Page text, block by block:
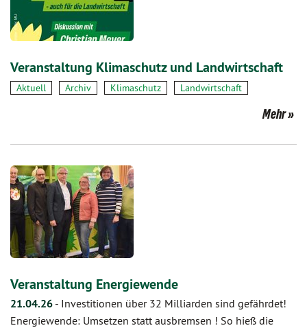
Veranstaltung Klimaschutz und Landwirtschaft
Aktuell Archiv Klimaschutz Landwirtschaft
Mehr
Veranstaltung Energiewende
21.04.26 - Investitionen über 32 Milliarden sind gefährdet!
Energiewende: Umsetzen statt ausbremsen ! So hieß die